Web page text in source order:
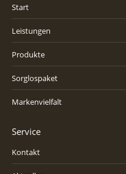
Start
Leistungen
Produkte
Sorglospaket
Markenvielfalt
Service
Kontakt